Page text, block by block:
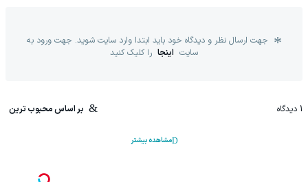
جهت ارسال نظر و دیدگاه خود باید ابتدا وارد سایت شوید. جهت ورود به
سایت اینجا را کلیک کنید
1 دیدگاه بر اساس محبوب ترین
مشاهده بیشتر